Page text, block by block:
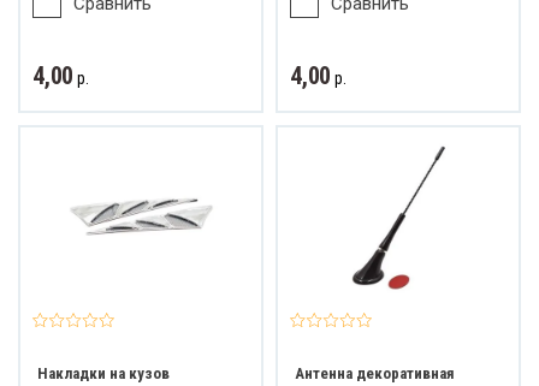
4,00 р. 4,00 р.
Накладки на кузов
Антенна декоративная